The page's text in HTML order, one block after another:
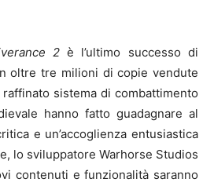
2è l’ultimo successo di
oltre tre milioni di copie vendute
sistema di combattimento
hanno fatto guadagnare al
e un’accoglienza entusiastica
lo sviluppatore Warhorse Studios
contenuti e funzionalità saranno